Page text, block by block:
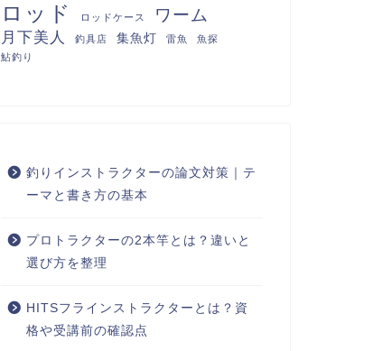
ロッド ロッドケース ワーム
月下美人 釣具店 集魚灯 雷魚
魚探
鮎釣り
釣りインストラクターの論文対策｜テ
ーマと書き方の基本
プロトラクターの2本竿とは？違いと
選び方を整理
HITSフラインストラクターとは？資
格や受講前の確認点